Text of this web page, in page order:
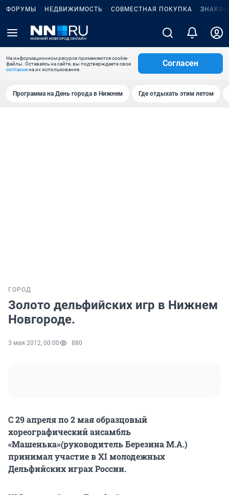
ФОРУМЫ НЕДВИЖИМОСТЬ СОВМЕСТНАЯ ПОКУПКА
На информационном ресурсе применяются cookie-
файлы. Оставаясь на сайте, вы подтверждаете свое
согласиена их использование.
Согласен
Программа на День города в Нижнем Где отдыхать этим летом
ГОРОД
Золото дельфийских игр в Нижнем
Новгороде.
3 мая 2012, 00:00 880
С 29 апреля по 2 мая образцовый
хореографический ансамбль
«Машенька»(руководитель Березина М.А.)
принимал участие в XI молодежных
Дельфийских играх России.